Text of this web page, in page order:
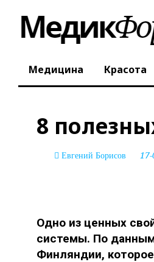
Медицина Красота
8
Евгений Борисов
Одно из ценных
системы. По данным
Финляндии,